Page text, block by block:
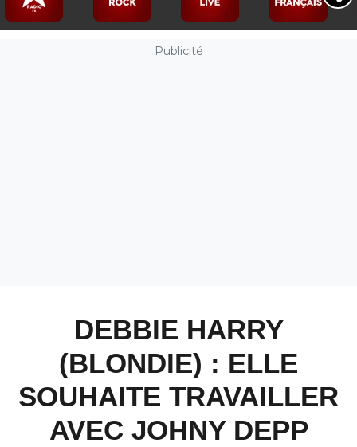
Publicité
DEBBIE HARRY
(BLONDIE) : ELLE
SOUHAITE TRAVAILLER
AVEC JOHNY DEPP